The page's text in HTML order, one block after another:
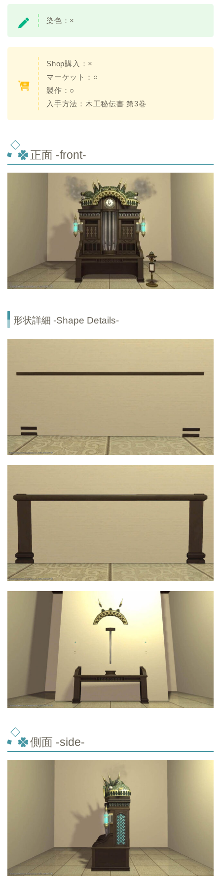
染色： ×
Shop購入： ×
マーケット：○
製作：○
入手方法： 木工秘伝書 第3巻
正面 -front-
形状詳細 -Shape Details-
側面 -side-